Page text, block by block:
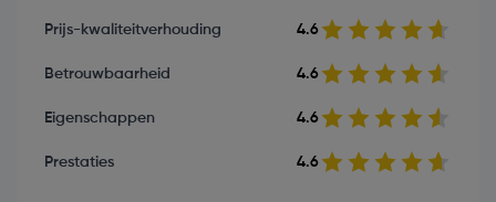
Prijs-kwaliteitverhouding 4.6
Betrouwbaarheid 4.6
Eigenschappen 4.6
Prestaties 4.6